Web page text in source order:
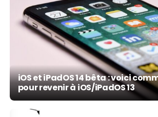
iOS et iPadOS 14 bêta : voici
pour revenir à iOS/iPadOS 13